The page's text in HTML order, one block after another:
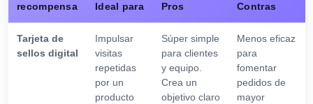
recompensa
Ideal para Pros Contras
Tarjeta de
sellos digital
Impulsar
visitas
repetidas
por un
producto
Súper simple
para clientes
y equipo.
Crea un
objetivo claro
Menos eficaz
para
fomentar
pedidos de
mayor